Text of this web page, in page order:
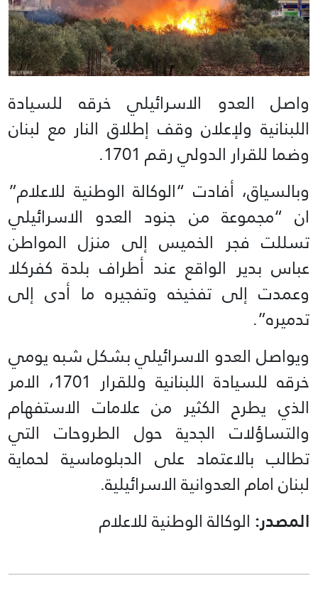
واصل العدو الاسرائيلي خرقه للسيادة
اللبنانية ولإعلان وقف إطلاق النار مع لبنان
وضما للقرار الدولي رقم 1701.
وبالسياق، أفادت “الوكالة الوطنية للاعلام”
ان “مجموعة من جنود العدو الاسرائيلي
تسللت فجر الخميس إلى منزل المواطن
عباس بدير الواقع عند أطراف بلدة كفركلا
وعمدت إلى تفخيخه وتفجيره ما أدى إلى
تدميره”.
ويواصل العدو الاسرائيلي بشكل شبه يومي
خرقه للسيادة اللبنانية وللقرار 1701، الامر
الذي يطرح الكثير من علامات الاستفهام
والتساؤلات الجدية حول الطروحات التي
تطالب بالاعتماد على الدبلوماسية لحماية
لبنان امام العدوانية الاسرائيلية.
المصدر: الوكالة الوطنية للاعلام